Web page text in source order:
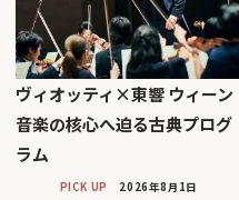
ヴィオッティ×東響 ウィーン
音楽の核心へ迫る古典プログ
ラム
PICK UP 2026年8月1日